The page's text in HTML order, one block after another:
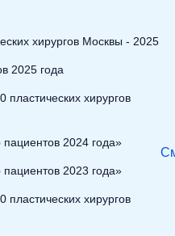
хирургов Москвы - 2025
2025 года
хирургов
2024 года»
2023 года»
хирургов